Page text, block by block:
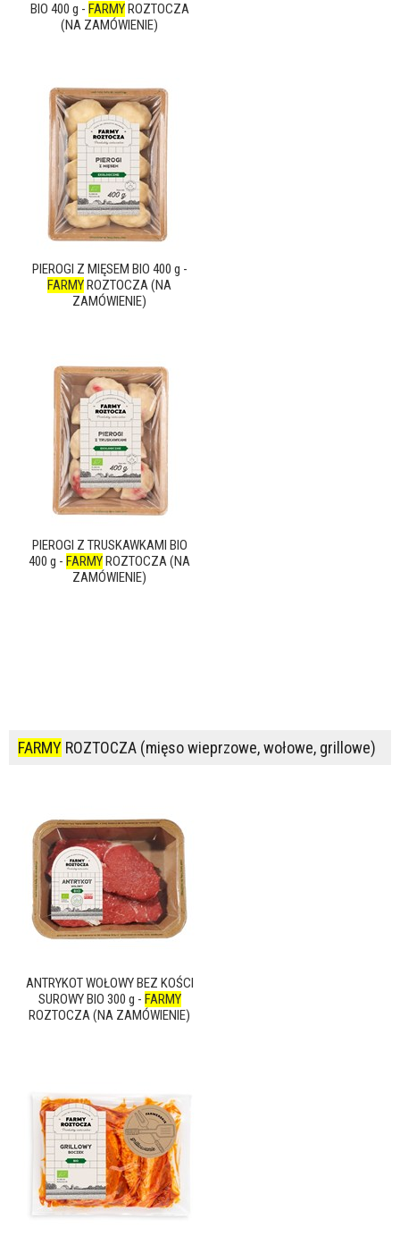
BIO 400 g - FARMYROZTOCZA
(NA ZAMÓWIENIE)
PIEROGI Z MIĘSEM BIO 400 g -
FARMYROZTOCZA (NA
ZAMÓWIENIE)
PIEROGI Z TRUSKAWKAMI BIO
400 g - FARMYROZTOCZA (NA
ZAMÓWIENIE)
FARMY ROZTOCZA (mięso wieprzowe, wołowe, grillowe)
ANTRYKOT WOŁOWY BEZ KOŚCI
SUROWY BIO 300 g - FARMY
ROZTOCZA (NA ZAMÓWIENIE)